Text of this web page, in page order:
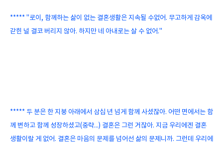
***** "로이, 함께하는 삶이 없는 결혼생활은 지속될 수없어. 무고하게 감옥에
갇힌 널 결코 버리지 않아. 하지만 네 아내로는 살 수 없어."
***** 두 분은 한 지붕 아래에서 삼십 년 넘게 함께 사셨잖아. 어떤 면에서는 함
께 변하고 함께 성장하셨고(중략...) 결혼은 그런 거잖아. 지금 우리에겐 결혼
생활이랄 게 없어. 결혼은 마음의 문제를 넘어선 삶의 문제니까. 그런데 우리에